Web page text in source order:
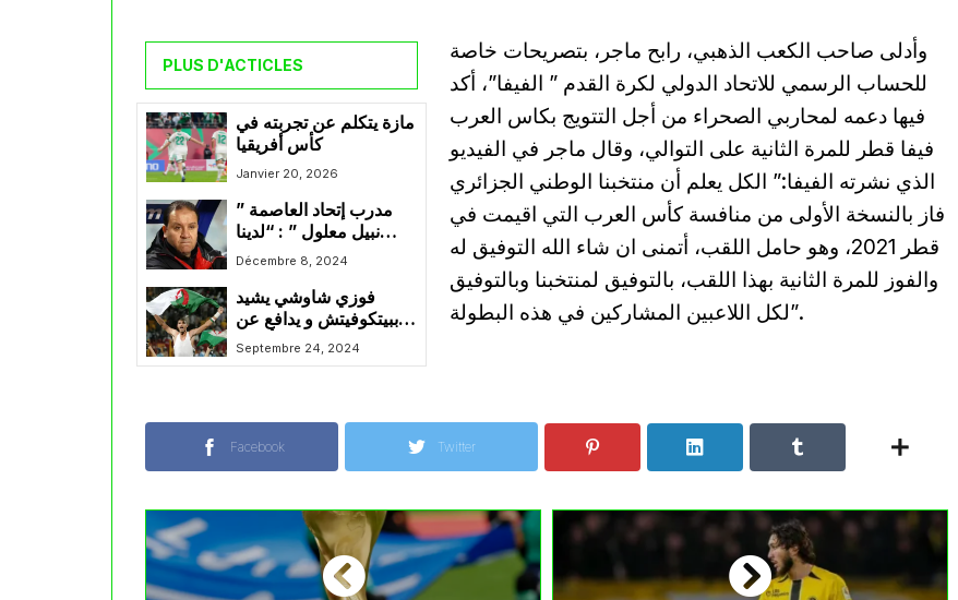
PLUS D'ACTICLES
مازة يتكلم عن تجربته في
كأس أفريقيا
Janvier 20, 2026
مدرب إتحاد العاصمة ”
نبيل معلول ” : “لدينا
العديد من المشجعين
الملابس والشرطة لم
تغعل شيء لحمايتهم
Décembre 8, 2024
فوزي شاوشي يشيد
ببيتكوفيتش و يدافع عن
بلماضي و يؤكد أهمية
محرز و بلايلي
Septembre 24, 2024
وأدلى صاحب الكعب الذهبي، رابح ماجر، بتصريحات خاصة
للحساب الرسمي للاتحاد الدولي لكرة القدم ” الفيفا”، أكد
فيها دعمه لمحاربي الصحراء من أجل التتويج بكاس العرب
فيفا قطر للمرة الثانية على التوالي، وقال ماجر في الفيديو
الذي نشرته الفيفا:” الكل يعلم أن منتخبنا الوطني الجزائري
فاز بالنسخة الأولى من منافسة كأس العرب التي اقيمت في
قطر 2021، وهو حامل اللقب، أتمنى ان شاء الله التوفيق له
والفوز للمرة الثانية بهذا اللقب، بالتوفيق لمنتخبنا وبالتوفيق
لكل اللاعبين المشاركين في هذه البطولة”.
Facebook Twitter